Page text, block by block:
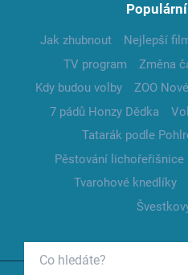
Jak zhubnout Nejlepší
TV program
Změna
Kdy budou volby
ZOO
7 pádů Honzy Dědka
Tatarák podle
Pěstování lichořeřišnice
Tvarohové knedlíky